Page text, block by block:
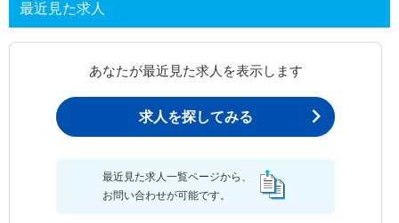
最近見た求人
あなたが最近見た求人を表示します
求人を探してみる
最近見た求人一覧ページから、
お問い合わせが可能です。